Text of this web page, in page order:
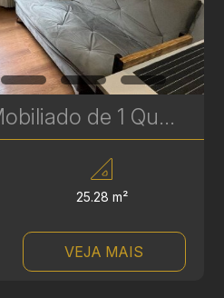
Apartamento Mobiliado de 1 Quarto para Alugar no Princess Curitiba - Batel, 25 m²
25.28 m²
VEJA MAIS